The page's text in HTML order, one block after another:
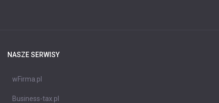
NASZE SERWISY
wFirma.pl
Business-tax.pl